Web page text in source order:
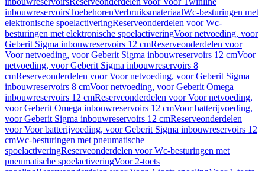
inbouwreservoirsToebehorenVerbruiksmateriaalWc-besturingen met
elektronische spoelactiveringReserveonderdelen voor Wc-
besturingen met elektronische spoelactiveringVoor netvoeding, voor
Geberit Sigma inbouwreservoirs 12 cmReserveonderdelen voor
Voor netvoeding, voor Geberit Sigma inbouwreservoirs 12 cmVoor
netvoeding, voor Geberit Sigma inbouwreservoirs 8
cmReserveonderdelen voor Voor netvoeding, voor Geberit Sigma
inbouwreservoirs 8 cmVoor netvoeding, voor Geberit Omega
inbouwreservoirs 12 cmReserveonderdelen voor Voor netvoeding,
voor Geberit Omega inbouwreservoirs 12 cmVoor batterijvoeding,
voor Geberit Sigma inbouwreservoirs 12 cmReserveonderdelen
voor Voor batterijvoeding, voor Geberit Sigma inbouwreservoirs 12
cmWc-besturingen met pneumatische
spoelactiveringReserveonderdelen voor Wc-besturingen met
pneumatische spoelactiveringVoor 2-toets